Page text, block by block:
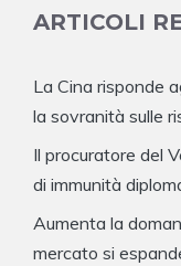
ARTICOLI
La Cina risponde
la sovranità sulle
Il procuratore del
di immunità
Aumenta la
mercato si